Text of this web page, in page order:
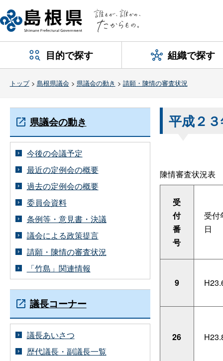
目的で探す 組織で探す
トップ> 島根県議会 > 県議会の動き > 請願・陳情の審査状況
平成２
陳情審査状況表
受
付
番
号
受付
日
9
26
県議会の動き
今後の会議予定
最近の定例会の概要
過去の定例会の概要
委員会資料
条例等・意見書・決議
議会による政策提言
請願・陳情の審査状況
「竹島」関連情報
議長コーナー
議長あいさつ
歴代議長・副議長一覧